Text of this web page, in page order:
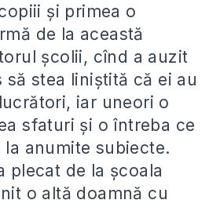
și primea o
de la această
școlii, cînd a auzit
să stea liniștită că ei au
iar uneori o
sfaturi și o întreba ce
anumite subiecte.
plecat de la școala
o altă doamnă cu